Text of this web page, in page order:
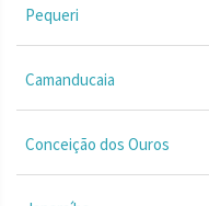
Pequeri
Camanducaia
Conceição dos Ouros